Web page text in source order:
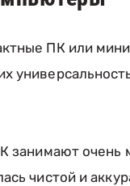
ПК или
занимают очень
чистой и